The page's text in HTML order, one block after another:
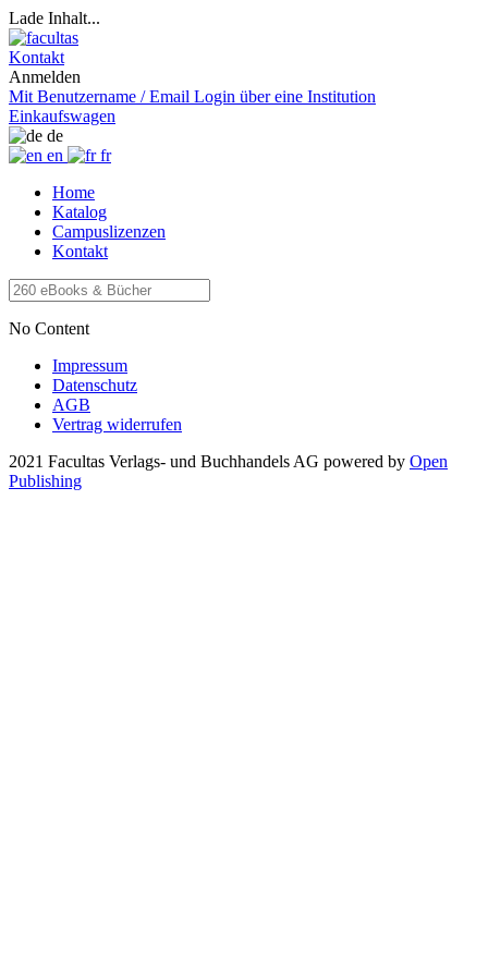
Lade Inhalt...
Kontakt
Anmelden
Mit Benutzername / Email Login über eine Institution
Einkaufswagen
de
en
fr
Home
Katalog
Campuslizenzen
Kontakt
No Content
Impressum
Datenschutz
AGB
Vertrag widerrufen
2021 Facultas Verlags- und Buchhandels AG powered by Open
Publishing